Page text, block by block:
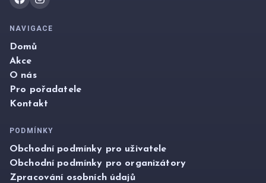
NAVIGACE
Domů
Akce
O nás
Pro pořadatele
Kontakt
PODMÍNKY
Obchodní podmínky pro uživatele
Obchodní podmínky pro organizátory
Zpracování osobních údajů